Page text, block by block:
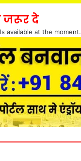
जरूर दे
available at the moment.